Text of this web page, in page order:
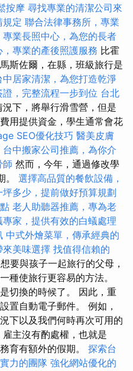
按摩 尋找專業的清潔公司來
規定 聯合法律事務所，專業
專業長照中心，為您的長者
專業的產後照護服務 比霍
斯佐爾，在縣，班級旅行是
中居家清潔，為您打造乾淨
，完整流程一步到位 台北
下，將舉行滑雪營，但是
用提供資金，學生通常會花
SEO優化技巧 醫美皮膚
台中搬家公司推薦，為你介
師 然而，今年，通過修改學
。 選擇高品質的餐飲設備，
多少，提前做好預算規劃
老人助聽器推薦，專為老
專家，提供有效的白蟻處理
中式外燴菜單，傳承經典的
來美味選擇 找值得信賴的
要與孩子一起旅行的父母，
種使旅行更容易的方法。
切換的時候了。 因此，重
置自動電子郵件。 例如，
下以及我們何時再次可用的
主沒有酌處權，也就是
育有額外的假期。 探索台
力的團隊 強化網站優化的